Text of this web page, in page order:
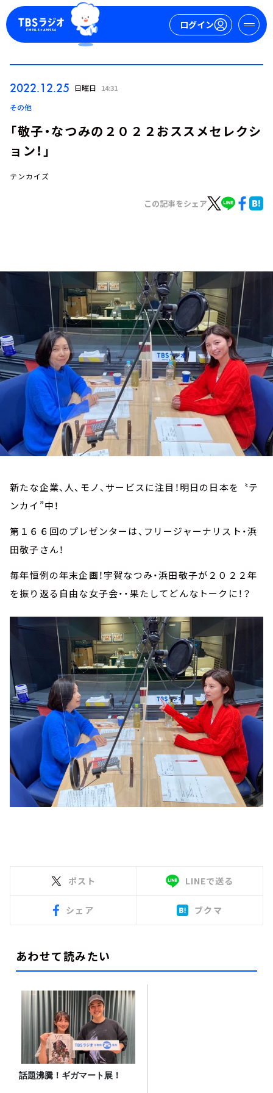
ログイン
お知らせ
イベント・グッズ
YouTube
会社情報
2022.12.25 日曜日 14:31
その他
「敬子・なつみの２０２２おススメセレクシ
ョン！」
テンカイズ
この記事をシェア
新たな企業、人、モノ、サービスに注目！明日の日本を〝テ
ンカイ”中！
第１６６回のプレゼンターは、フリージャーナリスト・浜
田敬子さん！
毎年恒例の年末企画！宇賀なつみ・浜田敬子が２０２２年
を振り返る自由な女子会・・果たしてどんなトークに！？
ポスト LINEで送る
シェア ブクマ
あわせて読みたい
話題沸騰！ギガマート展！